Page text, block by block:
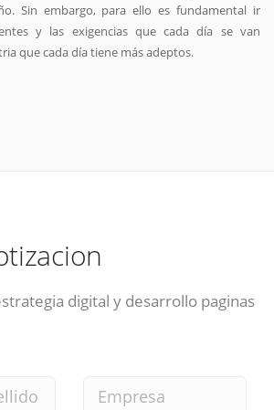
Sin embargo, para ello es fundamental ir
y las exigencias que cada día se van
que cada día tiene más adeptos.
digital y desarrollo paginas